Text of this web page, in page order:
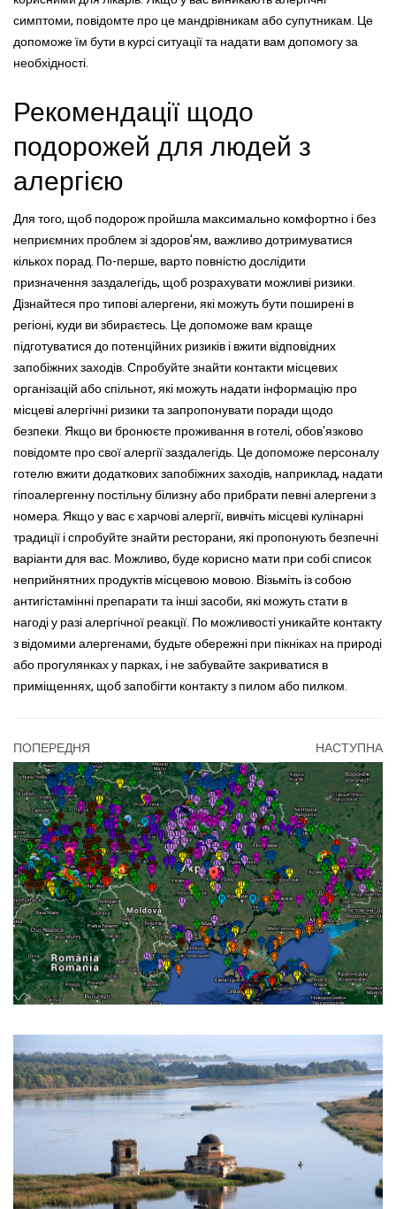
симптоми, повідомте про це мандрівникам або супутникам. Це
допоможе їм бути в курсі ситуації та надати вам допомогу за
необхідності.
Рекомендації щодо
подорожей для людей з
алергією
Для того, щоб подорож пройшла максимально комфортно і без
неприємних проблем зі здоров'ям, важливо дотримуватися
кількох порад. По-перше, варто повністю дослідити
призначення заздалегідь, щоб розрахувати можливі ризики.
Дізнайтеся про типові алергени, які можуть бути поширені в
регіоні, куди ви збираєтесь. Це допоможе вам краще
підготуватися до потенційних ризиків і вжити відповідних
запобіжних заходів. Спробуйте знайти контакти місцевих
організацій або спільнот, які можуть надати інформацію про
місцеві алергічні ризики та запропонувати поради щодо
безпеки. Якщо ви бронюєте проживання в готелі, обов'язково
повідомте про свої алергії заздалегідь. Це допоможе персоналу
готелю вжити додаткових запобіжних заходів, наприклад, надати
гіпоалергенну постільну білизну або прибрати певні алергени з
номера. Якщо у вас є харчові алергії, вивчіть місцеві кулінарні
традиції і спробуйте знайти ресторани, які пропонують безпечні
варіанти для вас. Можливо, буде корисно мати при собі список
неприйнятних продуктів місцевою мовою. Візьміть із собою
антигістамінні препарати та інші засоби, які можуть стати в
нагоді у разі алергічної реакції. По можливості уникайте контакту
з відомими алергенами, будьте обережні при пікніках на природі
або прогулянках у парках, і не забувайте закриватися в
приміщеннях, щоб запобігти контакту з пилом або пилком.
ПОПЕРЕДНЯ НАСТУПНА